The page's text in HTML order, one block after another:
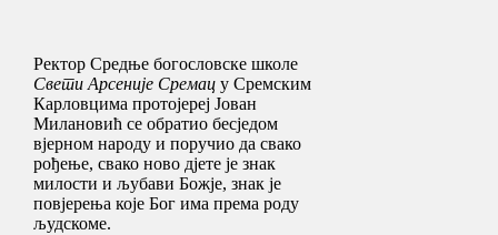
Ректор Средње богословске школе
Свети Арсеније Сремац у Сремским
Карловцима протојереј Јован
Милановић се обратио бесједом
вјерном народу и поручио да свако
рођење, свако ново дјете је знак
милости и љубави Божје, знак је
повјерења које Бог има према роду
људскоме.